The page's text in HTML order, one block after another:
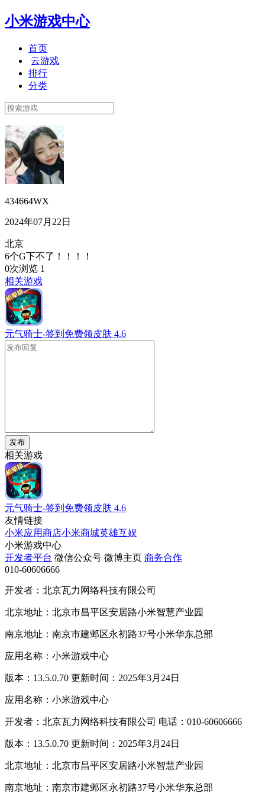
小米游戏中心
首页
云游戏
排行
分类
434664WX
2024年07月22日
北京
6个G下不了！！！！
0次浏览 1
相关游戏
元气骑士-签到免费领皮肤 4.6
发布
相关游戏
元气骑士-签到免费领皮肤 4.6
友情链接
小米应用商店小米商城英雄互娱
小米游戏中心
开发者平台 微信公众号 微博主页 商务合作
010-60606666
开发者：北京瓦力网络科技有限公司
北京地址：北京市昌平区安居路小米智慧产业园
南京地址：南京市建邺区永初路37号小米华东总部
应用名称：小米游戏中心
版本：13.5.0.70 更新时间：2025年3月24日
应用名称：小米游戏中心
开发者：北京瓦力网络科技有限公司 电话：010-60606666
版本：13.5.0.70 更新时间：2025年3月24日
北京地址：北京市昌平区安居路小米智慧产业园
南京地址：南京市建邺区永初路37号小米华东总部